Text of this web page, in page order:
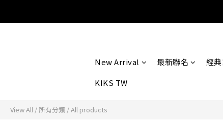
New Arrival 最新聯名 經
KIKS TW
View All / 所有分類 /All products